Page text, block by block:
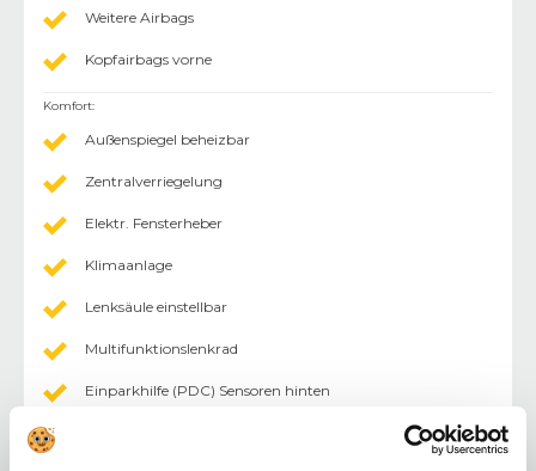
Weitere Airbags
Kopfairbags vorne
Komfort:
Außenspiegel beheizbar
Zentralverriegelung
Elektr. Fensterheber
Klimaanlage
Lenksäule einstellbar
Multifunktionslenkrad
Einparkhilfe (PDC) Sensoren hinten